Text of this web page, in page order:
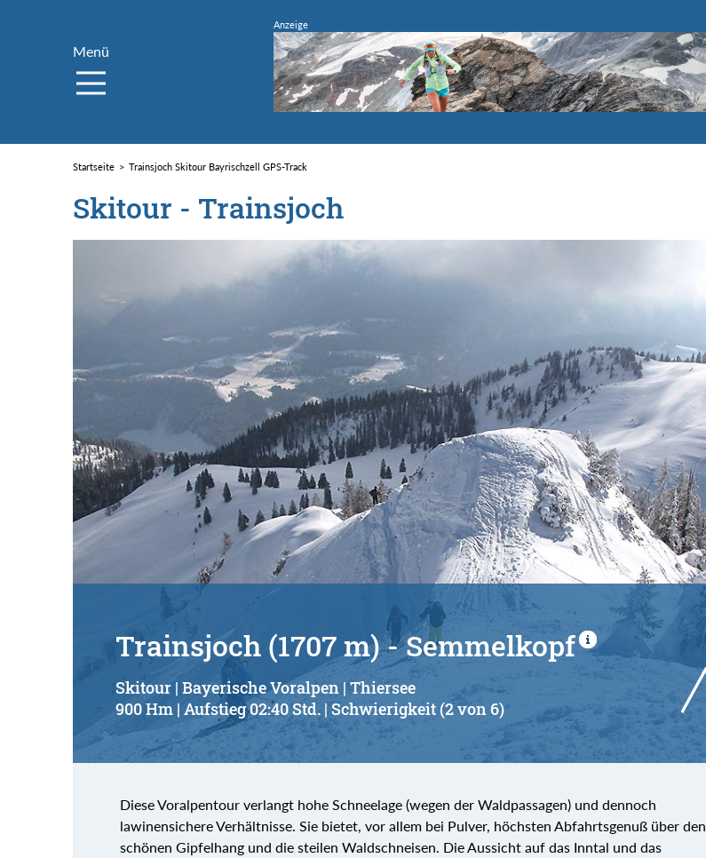
Menü
Startseite Trainsjoch Skitour Bayrischzell GPS-Track
Skitour - Trainsjoch
Trainsjoch (1707 m) - Semmelkopf
Skitour | Bayerische Voralpen | Thiersee
900 Hm | Aufstieg 02:40 Std. | Schwierigkeit (2 von 6)
Diese Voralpentour verlangt hohe Schneelage (wegen der Waldpassagen) und dennoch
lawinensichere Verhältnisse. Sie bietet, vor allem bei Pulver, höchsten Abfahrtsgenuß über den
schönen Gipfelhang und die steilen Waldschneisen. Die Aussicht auf das Inntal und das